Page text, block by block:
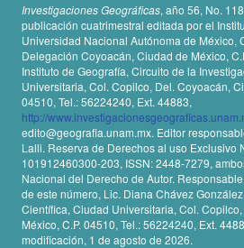
Investigaciones Geográficas, año 56, No.
publicación cuatrimestral editada por el
Universidad Nacional Autónoma de México,
Delegación Coyoacán, Ciudad de México,
Instituto de Geografía, Circuito de la
Universitaria, Col. Copilco, Del. Coyoacán,
04510, Tel.: 56224240, Ext. 44883,
http://
edito@geografia.unam.mx. Editor
Lalli. Reserva de Derechos al uso Exclusivo
101912460300-203, ISSN: 2448-7279,
Nacional del Derecho de Autor.
de este número, Lic. Diana Chávez
Científica, Ciudad Universitaria, Col.
México, C.P. 04510, Tel.: 56224240, Ext.
modificación, 1 de agosto de 2026.